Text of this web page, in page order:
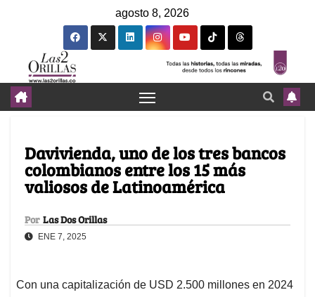
agosto 8, 2026
Davivienda, uno de los tres bancos
colombianos entre los 15 más
valiosos de Latinoamérica
Por Las Dos Orillas
ENE 7, 2025
Con una capitalización de USD 2.500 millones en 2024